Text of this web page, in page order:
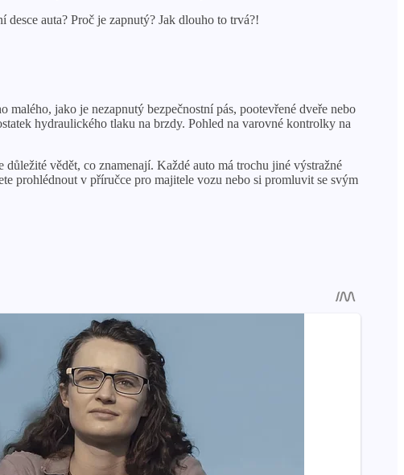
auta? Proč je zapnutý? Jak dlouho to trvá?!
malého, jako je nezapnutý bezpečnostní pás, pootevřené dveře nebo
hydraulického tlaku na brzdy. Pohled na varovné kontrolky na
vědět, co znamenají. Každé auto má trochu jiné výstražné
prohlédnout v příručce pro majitele vozu nebo si promluvit se svým